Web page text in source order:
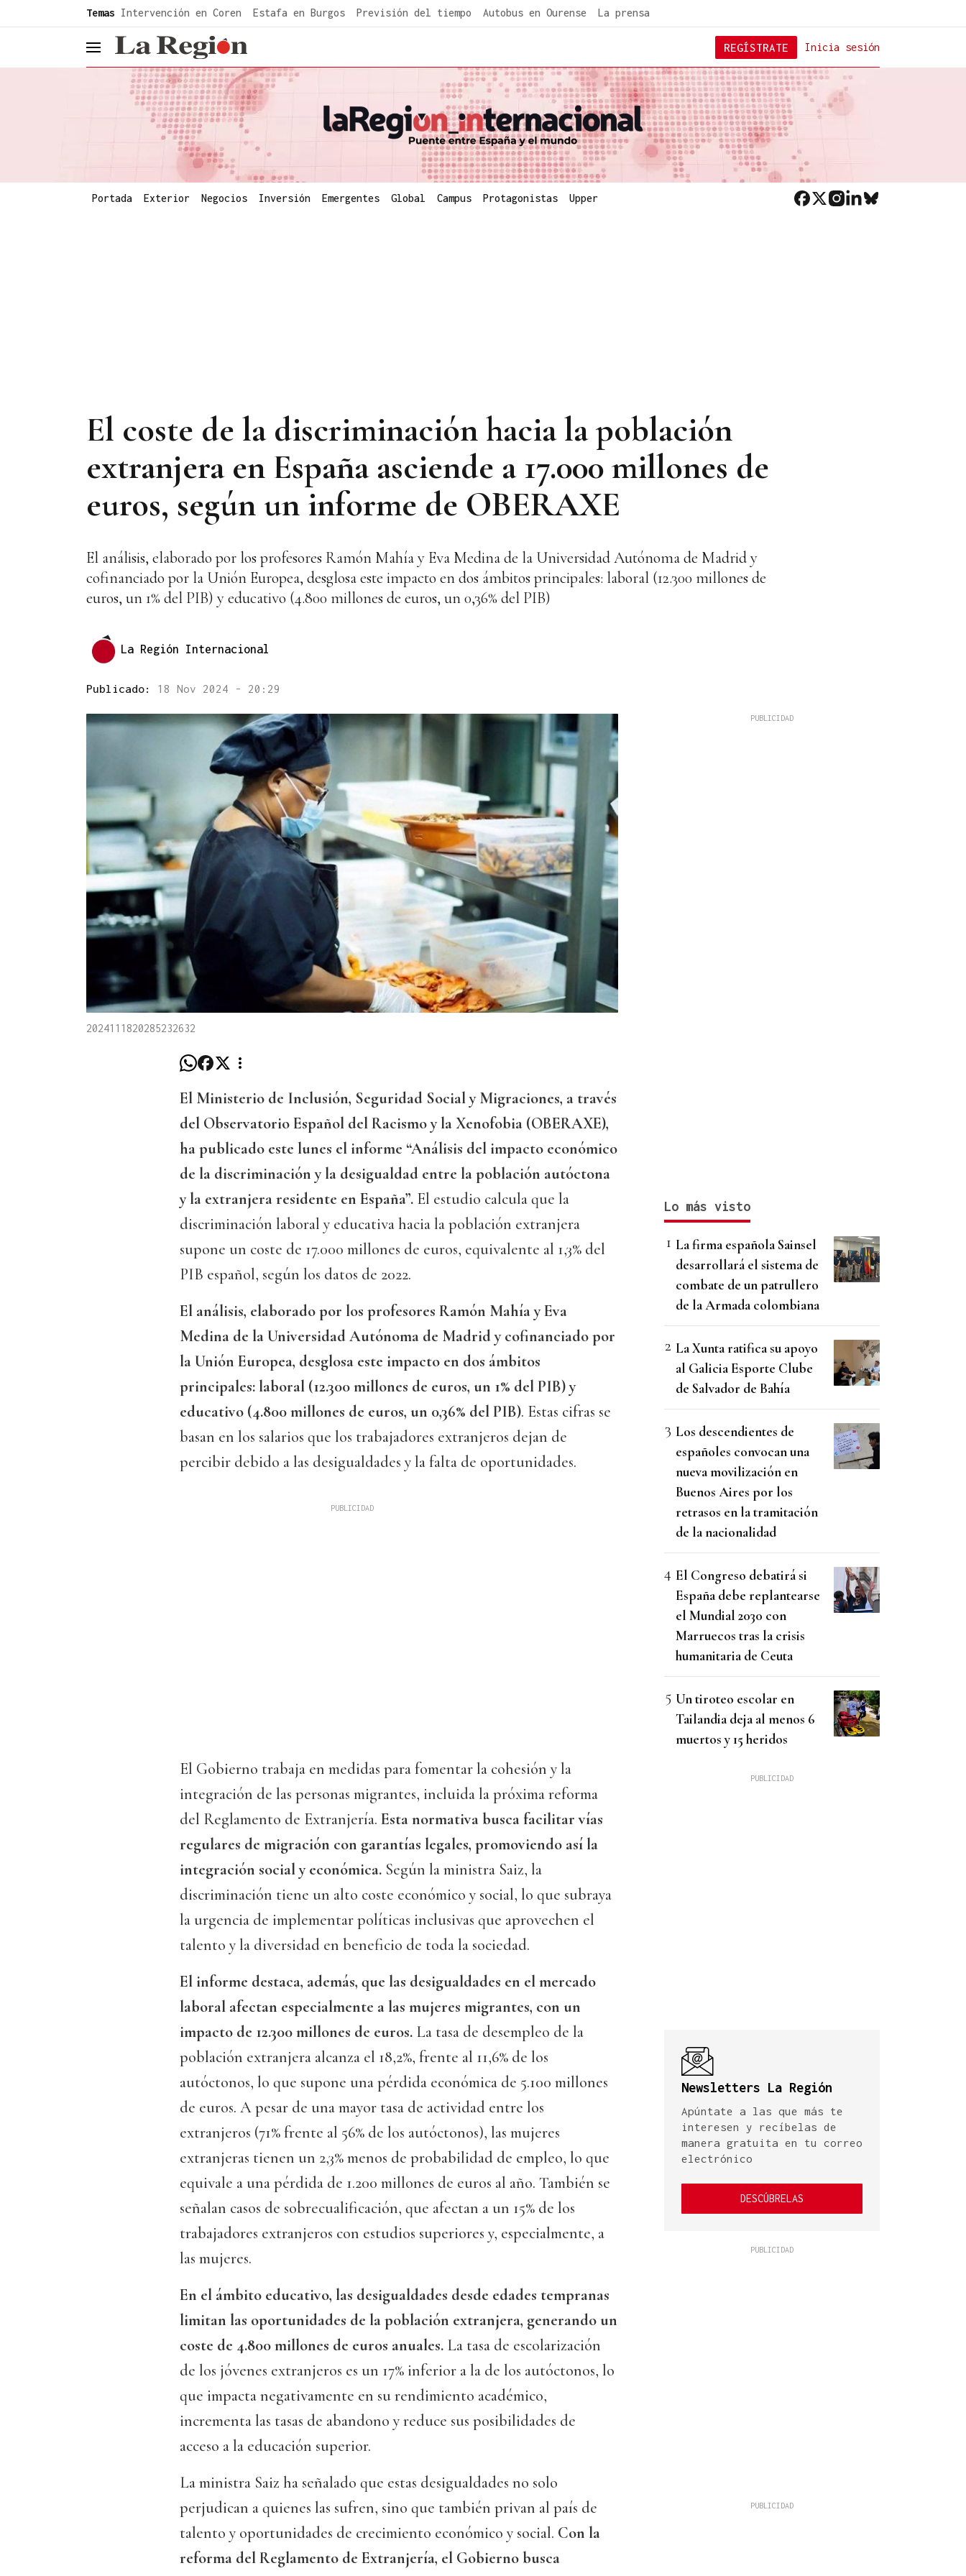
Temas Intervención en Coren Estafa en Burgos Previsión del tiempo Autobus en Ourense La prensa
header.menu.open Inicia sesión
REGÍSTRATE
Portada Exterior Negocios Inversión Emergentes Global Campus Protagonistas Upper
El coste de la discriminación hacia la población
extranjera en España asciende a 17.000 millones de
euros, según un informe de OBERAXE
El análisis, elaborado por los profesores Ramón Mahía y Eva Medina de la Universidad Autónoma de Madrid y
cofinanciado por la Unión Europea, desglosa este impacto en dos ámbitos principales: laboral (12.300 millones de
euros, un 1% del PIB) y educativo (4.800 millones de euros, un 0,36% del PIB)
La Región Internacional
Publicado: 18 Nov 2024 - 20:29
2024111820285232632
El Ministerio de Inclusión, Seguridad Social y Migraciones, a través
del Observatorio Español del Racismo y la Xenofobia (OBERAXE),
ha publicado este lunes el informe “Análisis del impacto económico
de la discriminación y la desigualdad entre la población autóctona
y la extranjera residente en España”. El estudio calcula que la
discriminación laboral y educativa hacia la población extranjera
supone un coste de 17.000 millones de euros, equivalente al 1,3% del
PIB español, según los datos de 2022.
El análisis, elaborado por los profesores Ramón Mahía y Eva
Medina de la Universidad Autónoma de Madrid y cofinanciado por
la Unión Europea, desglosa este impacto en dos ámbitos
principales: laboral (12.300 millones de euros, un 1% del PIB) y
educativo (4.800 millones de euros, un 0,36% del PIB). Estas cifras se
basan en los salarios que los trabajadores extranjeros dejan de
percibir debido a las desigualdades y la falta de oportunidades.
El Gobierno trabaja en medidas para fomentar la cohesión y la
integración de las personas migrantes, incluida la próxima reforma
del Reglamento de Extranjería. Esta normativa busca facilitar vías
regulares de migración con garantías legales, promoviendo así la
integración social y económica. Según la ministra Saiz, la
discriminación tiene un alto coste económico y social, lo que subraya
la urgencia de implementar políticas inclusivas que aprovechen el
talento y la diversidad en beneficio de toda la sociedad.
El informe destaca, además, que las desigualdades en el mercado
laboral afectan especialmente a las mujeres migrantes, con un
impacto de 12.300 millones de euros. La tasa de desempleo de la
población extranjera alcanza el 18,2%, frente al 11,6% de los
autóctonos, lo que supone una pérdida económica de 5.100 millones
de euros. A pesar de una mayor tasa de actividad entre los
extranjeros (71% frente al 56% de los autóctonos), las mujeres
extranjeras tienen un 2,3% menos de probabilidad de empleo, lo que
equivale a una pérdida de 1.200 millones de euros al año. También se
señalan casos de sobrecualificación, que afectan a un 15% de los
trabajadores extranjeros con estudios superiores y, especialmente, a
las mujeres.
En el ámbito educativo, las desigualdades desde edades tempranas
limitan las oportunidades de la población extranjera, generando un
coste de 4.800 millones de euros anuales. La tasa de escolarización
de los jóvenes extranjeros es un 17% inferior a la de los autóctonos, lo
que impacta negativamente en su rendimiento académico,
incrementa las tasas de abandono y reduce sus posibilidades de
acceso a la educación superior.
La ministra Saiz ha señalado que estas desigualdades no solo
perjudican a quienes las sufren, sino que también privan al país de
talento y oportunidades de crecimiento económico y social. Con la
reforma del Reglamento de Extranjería, el Gobierno busca
Lo más visto
La firma española Sainsel
desarrollará el sistema de
combate de un patrullero
de la Armada colombiana
La Xunta ratifica su apoyo
al Galicia Esporte Clube
de Salvador de Bahía
Los descendientes de
españoles convocan una
nueva movilización en
Buenos Aires por los
retrasos en la tramitación
de la nacionalidad
El Congreso debatirá si
España debe replantearse
el Mundial 2030 con
Marruecos tras la crisis
humanitaria de Ceuta
Un tiroteo escolar en
Tailandia deja al menos 6
muertos y 15 heridos
Newsletters La Región
Apúntate a las que más te
interesen y recíbelas de
manera gratuita en tu correo
electrónico
DESCÚBRELAS